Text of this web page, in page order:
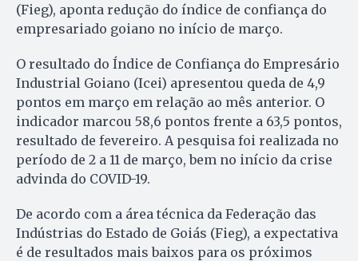
(Fieg), aponta redução do índice de confiança do
empresariado goiano no início de março.
O resultado do Índice de Confiança do Empresário
Industrial Goiano (Icei) apresentou queda de 4,9
pontos em março em relação ao mês anterior. O
indicador marcou 58,6 pontos frente a 63,5 pontos,
resultado de fevereiro. A pesquisa foi realizada no
período de 2 a 11 de março, bem no início da crise
advinda do COVID-19.
De acordo com a área técnica da Federação das
Indústrias do Estado de Goiás (Fieg), a expectativa
é de resultados mais baixos para os próximos